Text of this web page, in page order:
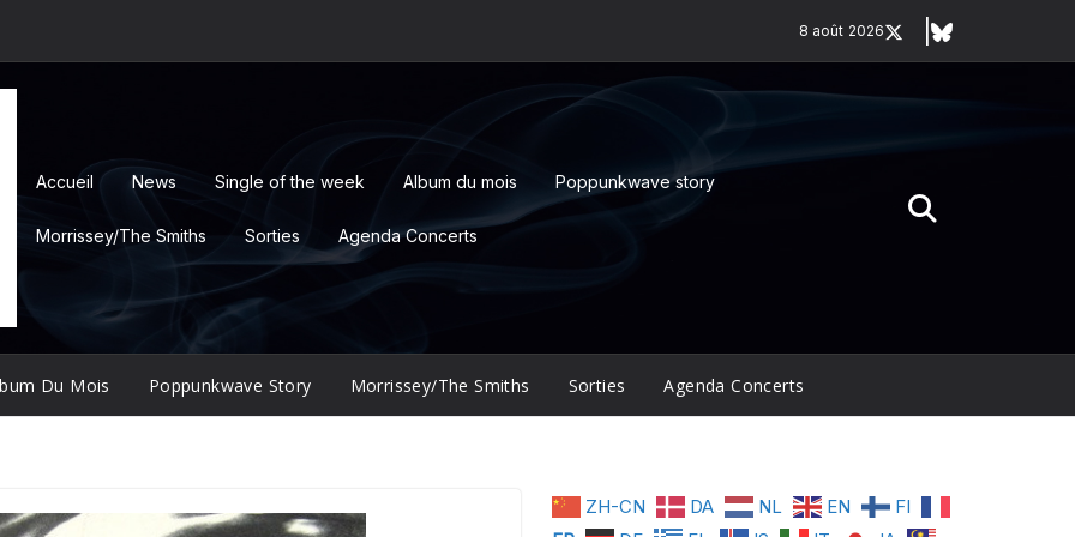
8 août 2026
Accueil News Single of the week Album du mois Poppunkwave story
Morrissey/The Smiths Sorties Agenda Concerts
Du Mois Poppunkwave Story Morrissey/The Smiths Sorties Agenda Concerts
ZH-CN DA NL EN
FI